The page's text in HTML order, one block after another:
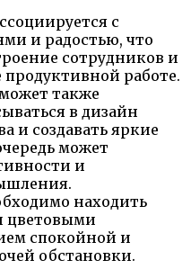
с
и радостью, что
сотрудников и
продуктивной работе.
также
в дизайн
и создавать яркие
может
и
находить
цветовыми
спокойной и
обстановки.